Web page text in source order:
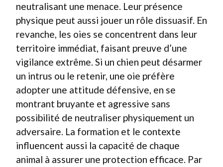
neutralisant une menace. Leur présence
physique peut aussi jouer un rôle dissuasif. En
revanche, les oies se concentrent dans leur
territoire immédiat, faisant preuve d’une
vigilance extrême. Si un chien peut désarmer
un intrus ou le retenir, une oie préfère
adopter une attitude défensive, en se
montrant bruyante et agressive sans
possibilité de neutraliser physiquement un
adversaire. La formation et le contexte
influencent aussi la capacité de chaque
animal à assurer une protection efficace. Par